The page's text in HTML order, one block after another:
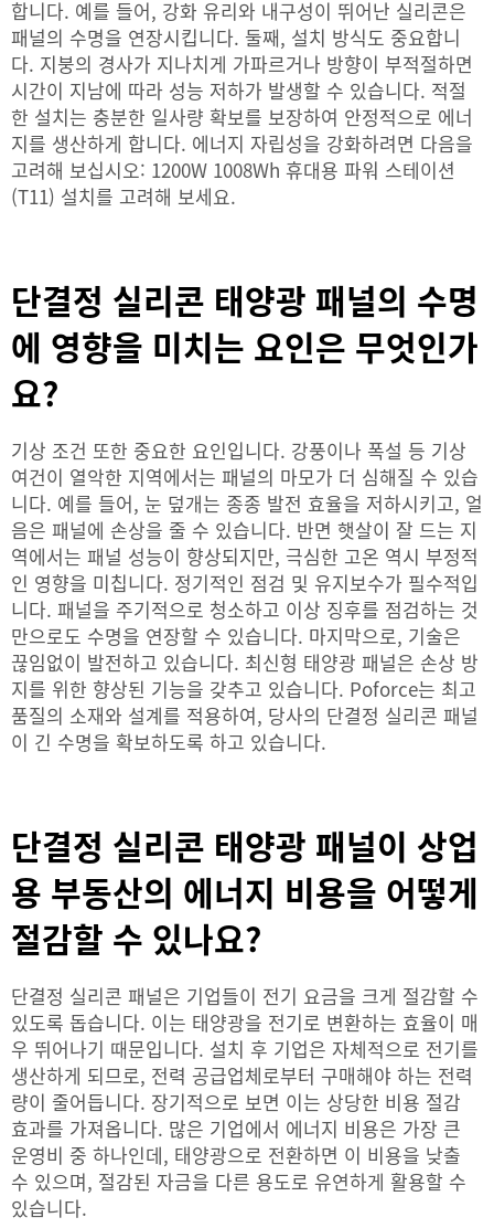
합니다. 예를 들어, 강화 유리와 내구성이 뛰어난 실리콘은
패널의 수명을 연장시킵니다. 둘째, 설치 방식도 중요합니
다. 지붕의 경사가 지나치게 가파르거나 방향이 부적절하면
시간이 지남에 따라 성능 저하가 발생할 수 있습니다. 적절
한 설치는 충분한 일사량 확보를 보장하여 안정적으로 에너
지를 생산하게 합니다. 에너지 자립성을 강화하려면 다음을
고려해 보십시오: 1200W 1008Wh 휴대용 파워 스테이션
(T11) 설치를 고려해 보세요.
단결정 실리콘 태양광 패널의 수명
에 영향을 미치는 요인은 무엇인가
요?
기상 조건 또한 중요한 요인입니다. 강풍이나 폭설 등 기상
여건이 열악한 지역에서는 패널의 마모가 더 심해질 수 있습
니다. 예를 들어, 눈 덮개는 종종 발전 효율을 저하시키고, 얼
음은 패널에 손상을 줄 수 있습니다. 반면 햇살이 잘 드는 지
역에서는 패널 성능이 향상되지만, 극심한 고온 역시 부정적
인 영향을 미칩니다. 정기적인 점검 및 유지보수가 필수적입
니다. 패널을 주기적으로 청소하고 이상 징후를 점검하는 것
만으로도 수명을 연장할 수 있습니다. 마지막으로, 기술은
끊임없이 발전하고 있습니다. 최신형 태양광 패널은 손상 방
지를 위한 향상된 기능을 갖추고 있습니다. Poforce는 최고
품질의 소재와 설계를 적용하여, 당사의 단결정 실리콘 패널
이 긴 수명을 확보하도록 하고 있습니다.
단결정 실리콘 태양광 패널이 상업
용 부동산의 에너지 비용을 어떻게
절감할 수 있나요?
단결정 실리콘 패널은 기업들이 전기 요금을 크게 절감할 수
있도록 돕습니다. 이는 태양광을 전기로 변환하는 효율이 매
우 뛰어나기 때문입니다. 설치 후 기업은 자체적으로 전기를
생산하게 되므로, 전력 공급업체로부터 구매해야 하는 전력
량이 줄어듭니다. 장기적으로 보면 이는 상당한 비용 절감
효과를 가져옵니다. 많은 기업에서 에너지 비용은 가장 큰
운영비 중 하나인데, 태양광으로 전환하면 이 비용을 낮출
수 있으며, 절감된 자금을 다른 용도로 유연하게 활용할 수
있습니다.